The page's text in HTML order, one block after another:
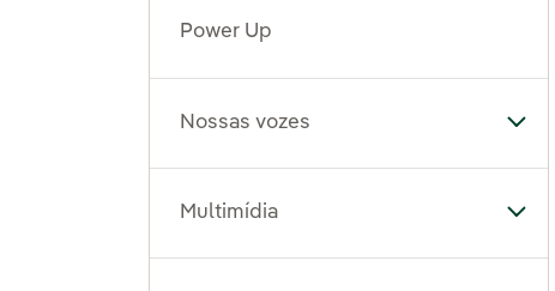
Power Up
Nossas vozes
Multimídia